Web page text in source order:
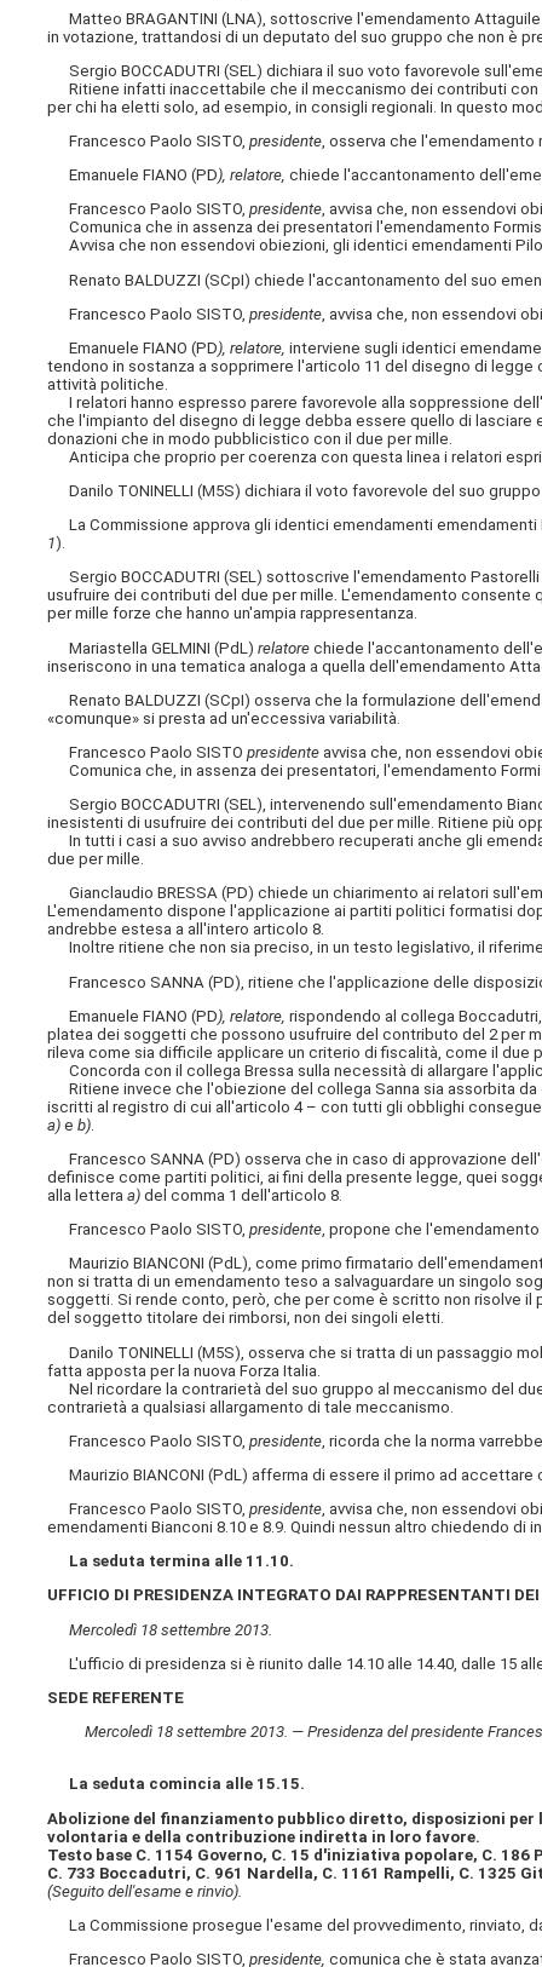
Matteo BRAGANTINI (LNA), sottoscrive l'emendamento
in votazione, trattandosi di un deputato del suo gruppo che non è
Sergio BOCCADUTRI (SEL) dichiara il suo voto favorevole
Ritiene infatti inaccettabile che il meccanismo dei contributi con
per chi ha eletti solo, ad esempio, in consigli regionali. In questo
Francesco Paolo SISTO,presidente , osserva che
Emanuele FIANO (PD), relatore,chiede l'accantonamento
Francesco Paolo SISTO,presidente, avvisa che, non essendovi
Comunica che in assenza dei presentatori l'emendamento
Avvisa che non essendovi obiezioni, gli identici emendamenti
Renato BALDUZZI (SCpI) chiede l'accantonamento del suo
Francesco Paolo SISTO,presidente , avvisa che, non essendovi
Emanuele FIANO (PD), relatore,interviene sugli identici
tendono in sostanza a sopprimere l'articolo 11 del disegno di
attività politiche.
I relatori hanno espresso parere favorevole alla soppressione
che l'impianto del disegno di legge debba essere quello di
donazioni che in modo pubblicistico con il due per mille.
Anticipa che proprio per coerenza con questa linea i relatori
Danilo TONINELLI (M5S) dichiara il voto favorevole del suo
La Commissione approva gli identici emendamenti emendamenti
1).
Sergio BOCCADUTRI (SEL) sottoscrive l'emendamento
usufruire dei contributi del due per mille. L'emendamento
per mille forze che hanno un'ampia rappresentanza.
Mariastella GELMINI (PdL)relatore chiede l'accantonamento
inseriscono in una tematica analoga a quella dell'emendamento
Renato BALDUZZI (SCpI) osserva che la formulazione
«comunque» si presta ad un'eccessiva variabilità.
Francesco Paolo SISTOpresidente avvisa che, non essendovi
Comunica che, in assenza dei presentatori, l'emendamento
Sergio BOCCADUTRI (SEL), intervenendo sull'emendamento
inesistenti di usufruire dei contributi del due per mille. Ritiene più
In tutti i casi a suo avviso andrebbero recuperati anche gli
due per mille.
Gianclaudio BRESSA (PD) chiede un chiarimento ai relatori
L'emendamento dispone l'applicazione ai partiti politici formatisi
andrebbe estesa a all'intero articolo 8.
Inoltre ritiene che non sia preciso, in un testo legislativo, il
Francesco SANNA (PD), ritiene che l'applicazione delle
Emanuele FIANO (PD), relatore,rispondendo al collega
platea dei soggetti che possono usufruire del contributo del 2 per
rileva come sia difficile applicare un criterio di fiscalità, come il due
Concorda con il collega Bressa sulla necessità di allargare
Ritiene invece che l'obiezione del collega Sanna sia assorbita
iscritti al registro di cui all'articolo 4 – con tutti gli obblighi
a) eb)
Francesco SANNA (PD) osserva che in caso di approvazione
definisce come partiti politici, ai fini della presente legge, quei
alla letteraa)del comma 1 dell'articolo 8.
Francesco Paolo SISTO,presidente, propone che
Maurizio BIANCONI (PdL), come primo firmatario
non si tratta di un emendamento teso a salvaguardare un singolo
soggetti. Si rende conto, però, che per come è scritto non risolve il
del soggetto titolare dei rimborsi, non dei singoli eletti.
Danilo TONINELLI (M5S), osserva che si tratta di un passaggio
fatta apposta per la nuova Forza Italia.
Nel ricordare la contrarietà del suo gruppo al meccanismo del
contrarietà a qualsiasi allargamento di tale meccanismo.
Francesco Paolo SISTO,presidente , ricorda che la norma
Maurizio BIANCONI (PdL) afferma di essere il primo ad accettare
Francesco Paolo SISTO,presidente, avvisa che, non essendovi
emendamenti Bianconi 8.10 e 8.9. Quindi nessun altro chiedendo di
La seduta termina alle 11.10.
UFFICIO DI PRESIDENZA INTEGRATO DAI RAPPRESENTANTI
Mercoledì 18 settembre 2013.
L'ufficio di presidenza si è riunito dalle 14.10 alle 14.40, dalle 15
SEDE REFERENTE
Mercoledì 18 settembre 2013. — Presidenza del presidente
La seduta comincia alle 15.15.
Abolizione del finanziamento pubblico diretto, disposizioni
volontaria e della contribuzione indiretta in loro favore.
Testo base C. 1154 Governo, C. 15 d'iniziativa popolare, C.
C. 733 Boccadutri, C. 961 Nardella, C. 1161 Rampelli, C. 1325
(Seguito dell'esame e rinvio).
La Commissione prosegue l'esame del provvedimento, rinviato,
Francesco Paolo SISTO,presidente,comunica che è stata